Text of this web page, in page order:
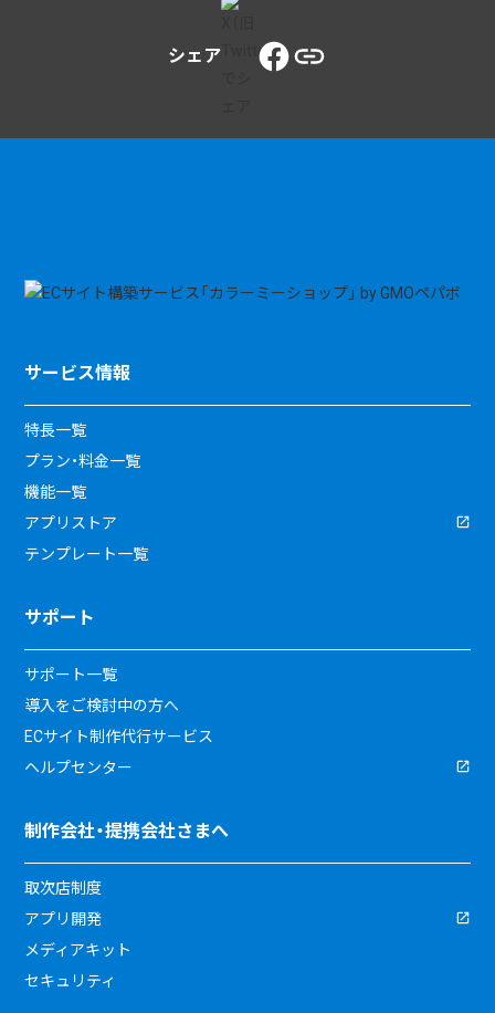
シェア
サービス情報
特長一覧
プラン・料金一覧
機能一覧
アプリストア
テンプレート一覧
サポート
サポート一覧
導入をご検討中の方へ
ECサイト制作代行サービス
ヘルプセンター
制作会社・提携会社さまへ
取次店制度
アプリ開発
メディアキット
セキュリティ